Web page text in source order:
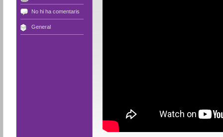
No hi ha comentaris
General